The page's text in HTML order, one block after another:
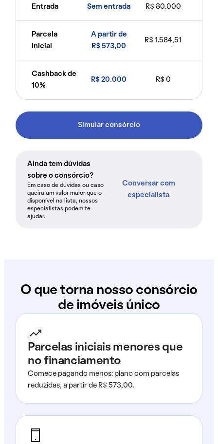
Entrada Sem entrada R$ 80.000
Parcela
inicial
A partir de
R$ 573,00
R$ 1.584,51
Cashback de
10%
R$ 20.000 R$ 0
Simular consórcio
Ainda tem dúvidas
sobre o consórcio?
Em caso de dúvidas ou caso
queira um valor maior que o
disponível na lista, nossos
especialistas podem te
ajudar.
Conversar com
especialista
O que torna nosso consórcio
de imóveis único
Parcelas iniciais menores que
no financiamento
Comece pagando menos: plano com parcelas
reduzidas, a partir de R$ 573,00.